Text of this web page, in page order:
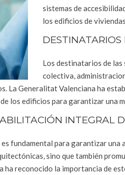
sistemas de
los edificios de
DESTINATARIOS
Los destinatarios de
colectiva,
La Generalitat Valenciana ha
los edificios para garantizar una
INTEGRAL
fundamental para garantizar una
sino que también
ha reconocido la importancia de